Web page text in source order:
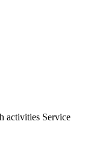
activities Service